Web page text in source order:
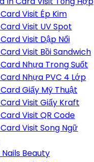
Visit Ép Kim
Visit UV Spot
Visit Dập Nổi
Visit Bồi Sandwich
Nhựa Trong Suốt
Nhựa PVC 4 Lớp
Giấy Mỹ Thuật
Visit Giấy Kraft
Visit QR Code
Visit Song Ngữ
Nails Beauty